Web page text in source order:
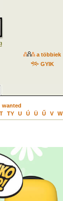
a többiek
GYIK
wanted
T TY U Ú Ü Ű V W